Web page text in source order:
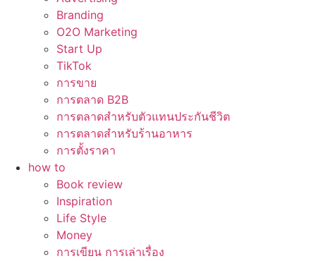
Branding
O2O Marketing
Start Up
TikTok
การขาย
การตลาด B2B
การตลาดสำหรับตัวแทนประกันชีวิต
การตลาดสำหรับร้านอาหาร
การตั้งราคา
how to
Book review
Inspiration
Life Style
Money
การเขียน การเล่าเรื่อง